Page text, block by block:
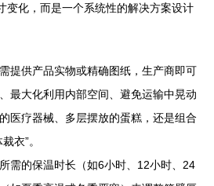
变化，而是一个系统性的解决方案设计
需提供产品实物或精确图纸，生产商即可
最大化利用内部空间、避免运输中晃动
医疗器械、多层摆放的蛋糕，还是组合
衣”。
需的保温时长（如6小时、12小时、24